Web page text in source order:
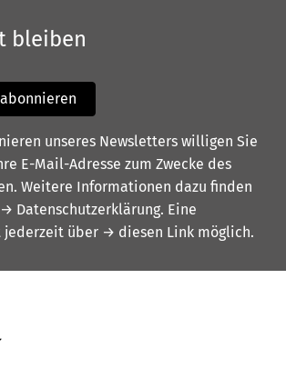
bleiben
unseres Newsletters willigen Sie
E-Mail-Adresse zum Zwecke des
Weitere Informationen dazu finden
→ Datenschutzerklärung. Eine
jederzeit über → diesen Link möglich.